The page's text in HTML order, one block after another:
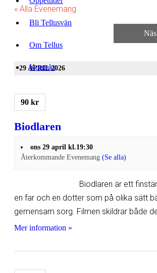
Bli Tellusvän
Om Tellus
Kontakt
« Alla Evenemang
29 APRIL 2026
90 kr
Biodlaren
ons 29 april kl.19:30
Återkommande Evenemang (Se alla)
Biodlaren är ett
en far och en dotter som på olika sätt
gemensam sorg. Filmen skildrar både
Mer information »